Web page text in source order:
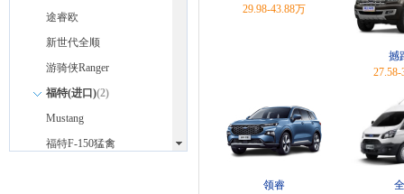
途睿欧
新世代全顺
游骑侠Ranger
福特(进口)(2)
Mustang
福特F-150猛禽
29.98-43.88万
撼
27.58-
领睿